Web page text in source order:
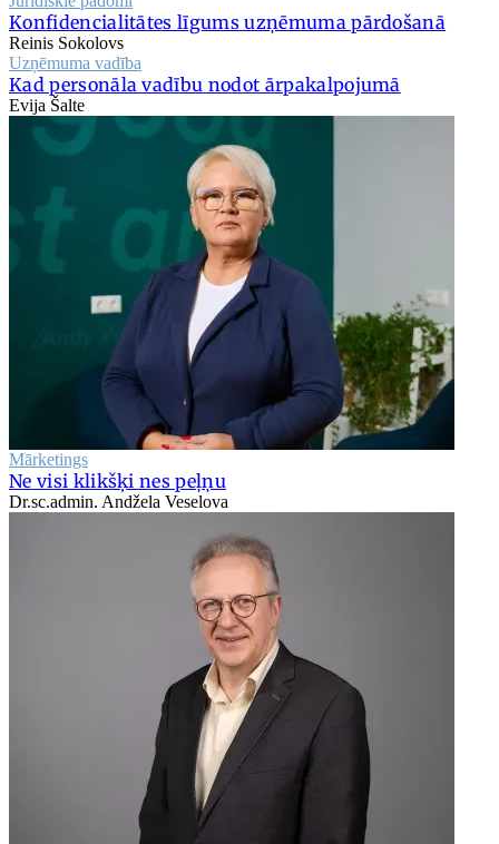
Konfidencialitātes līgums uzņēmuma pārdošanā
Reinis Sokolovs
Uzņēmuma vadība
Kad personāla vadību nodot ārpakalpojumā
Evija Šalte
Mārketings
Ne visi klikšķi nes peļņu
Dr.sc.admin. Andžela Veselova